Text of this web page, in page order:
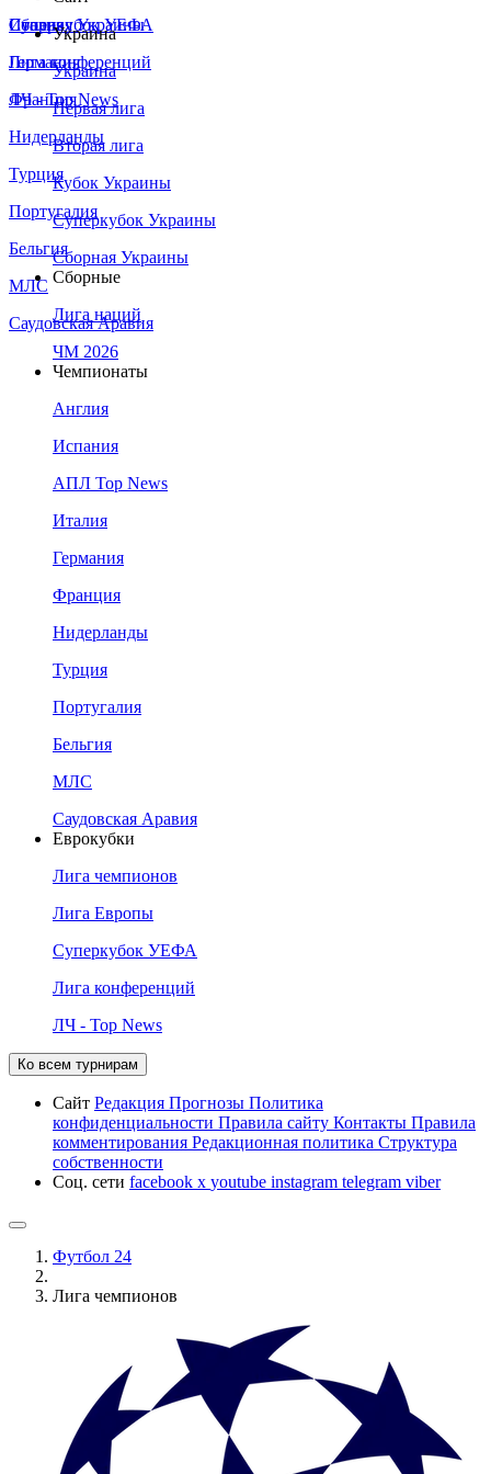
Сборная Украины
Италия
Германия
Франция
Нидерланды
Турция
Португалия
Бельгия
МЛС
Саудовская Аравия
Суперкубок УЕФА
Лига конференций
ЛЧ - Top News
Украина
Украина
Первая лига
Вторая лига
Кубок Украины
Суперкубок Украины
Сборная Украины
Сборные
Лига наций
ЧМ 2026
Чемпионаты
Англия
Испания
АПЛ Top News
Италия
Германия
Франция
Нидерланды
Турция
Португалия
Бельгия
МЛС
Саудовская Аравия
Еврокубки
Лига чемпионов
Лига Европы
Суперкубок УЕФА
Лига конференций
ЛЧ - Top News
Ко всем турнирам
Сайт Редакция Прогнозы Политика
конфиденциальности Правила сайту Контакты Правила
комментирования Редакционная политика Структура
собственности
Соц. сети facebook x youtube instagram telegram viber
Футбол 24
Лига чемпионов